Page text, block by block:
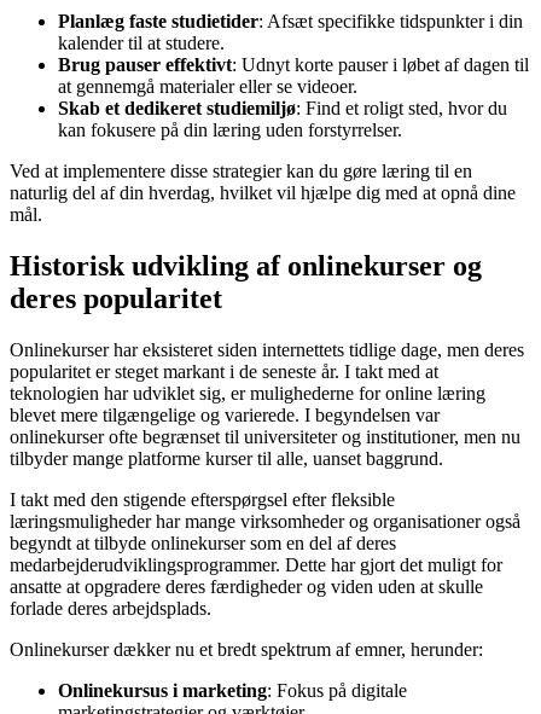
Planlæg faste studietider: Afsæt specifikke tidspunkter i din
kalender til at studere.
Brug pauser effektivt: Udnyt korte pauser i løbet af dagen til
at gennemgå materialer eller se videoer.
Skab et dedikeret studiemiljø: Find et roligt sted, hvor du
kan fokusere på din læring uden forstyrrelser.
Ved at implementere disse strategier kan du gøre læring til en
naturlig del af din hverdag, hvilket vil hjælpe dig med at opnå dine
mål.
Historisk udvikling af onlinekurser og
deres popularitet
Onlinekurser har eksisteret siden internettets tidlige dage, men deres
popularitet er steget markant i de seneste år. I takt med at
teknologien har udviklet sig, er mulighederne for online læring
blevet mere tilgængelige og varierede. I begyndelsen var
onlinekurser ofte begrænset til universiteter og institutioner, men nu
tilbyder mange platforme kurser til alle, uanset baggrund.
I takt med den stigende efterspørgsel efter fleksible
læringsmuligheder har mange virksomheder og organisationer også
begyndt at tilbyde onlinekurser som en del af deres
medarbejderudviklingsprogrammer. Dette har gjort det muligt for
ansatte at opgradere deres færdigheder og viden uden at skulle
forlade deres arbejdsplads.
Onlinekurser dækker nu et bredt spektrum af emner, herunder:
Onlinekursus i marketing: Fokus på digitale